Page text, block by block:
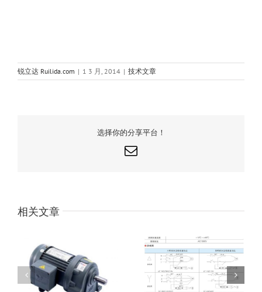
锐立达 Ruilida.com | 1 3 月, 2014 | 技术文章
选择你的分享平台！
电
相关文章
减速电机接线方式 减速机故障及排除